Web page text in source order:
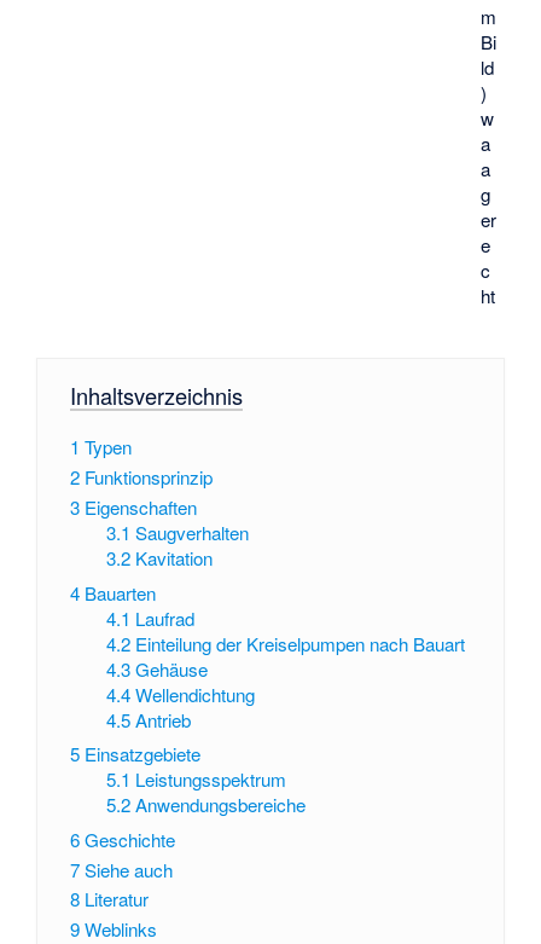
m
Bi
ld
)
w
a
a
g
er
e
c
ht
Inhaltsverzeichnis
1 Typen
2 Funktionsprinzip
3 Eigenschaften
3.1 Saugverhalten
3.2 Kavitation
4 Bauarten
4.1 Laufrad
4.2 Einteilung der Kreiselpumpen nach Bauart
4.3 Gehäuse
4.4 Wellendichtung
4.5 Antrieb
5 Einsatzgebiete
5.1 Leistungsspektrum
5.2 Anwendungsbereiche
6Geschichte
7Siehe auch
8 Literatur
9Weblinks